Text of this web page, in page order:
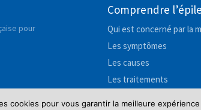
pour
Comprendre
Qui est concerné par la
Les symptômes
Les causes
Les traitements
cookies pour vous garantir la meilleure